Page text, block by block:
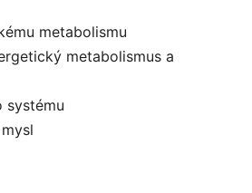
metabolismu
metabolismus a
systému